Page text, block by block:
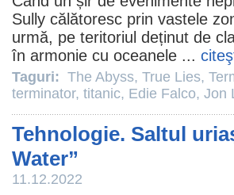
Sully călătoresc prin vastele
urmă, pe teritoriul deținut de
în armonie cu oceanele ...
Taguri: The Abyss, True Lies,
terminator, titanic, Edie Falco, Jon
Tehnologie. Saltul
Water”
11.12.2022